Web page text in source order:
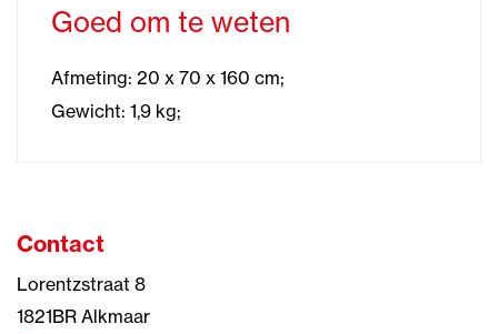
Goed om te weten
Afmeting: 20 x 70 x 160 cm;
Gewicht: 1,9 kg;
Contact
Lorentzstraat 8
1821BR Alkmaar